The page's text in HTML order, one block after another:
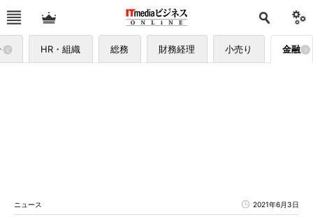
HR・組織 総務 財務経理 小売り 金融
ニュース 2021年6月3日